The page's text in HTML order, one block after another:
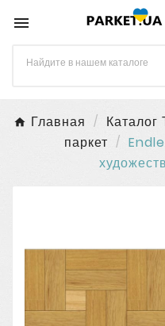

Главная Каталог
паркет